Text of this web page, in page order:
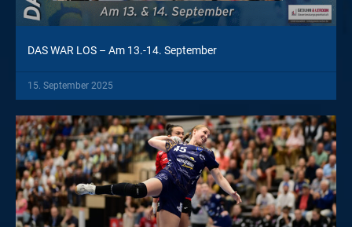
DAS WAR LOS – Am 13.-14. September
15. September 2025